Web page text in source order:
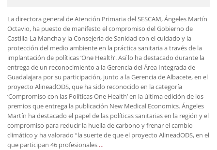
La directora general de Atención Primaria del SESCAM, Ángeles Martín
Octavio, ha puesto de manifesto el compromiso del Gobierno de
Castilla-La Mancha y la Consejería de Sanidad con el cuidado y la
protección del medio ambiente en la práctica sanitaria a través de la
implantación de políticas ‘One Health’. Así lo ha destacado durante la
entrega de un reconocimiento a la Gerencia del Área Integrada de
Guadalajara por su participación, junto a la Gerencia de Albacete, en el
proyecto AlineadODS, que ha sido reconocido en la categoría
‘Compromiso con las Políticas One Health’ en la última edición de los
premios que entrega la publicación New Medical Economics. Ángeles
Martín ha destacado el papel de las políticas sanitarias en la región y el
compromiso para reducir la huella de carbono y frenar el cambio
climático y ha valorado “la suerte de que el proyecto AlineadODS, en el
que participan 46 profesionales …